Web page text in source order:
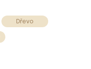
Dřevo